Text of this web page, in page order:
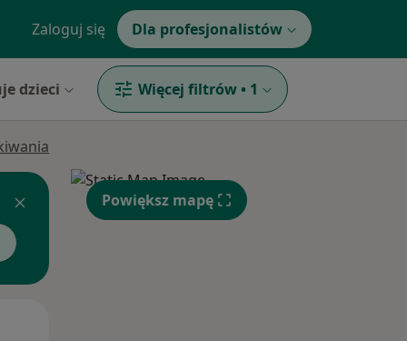
Zaloguj się Dla profesjonalistów
dzieci Więcej filtrów • 1
Powiększ mapę